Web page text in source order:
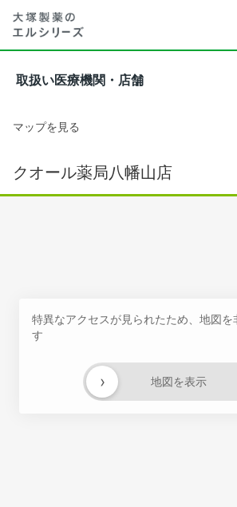
取扱い医療機関・店舗
マップを見る
クオール薬局八幡山店
特異なアクセスが見られたため、地図を
す
地図を表示
›